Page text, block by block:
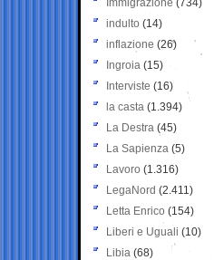
Immigrazione (734)
indulto (14)
inflazione (26)
Ingroia (15)
Interviste (16)
la casta (1.394)
La Destra (45)
La Sapienza (5)
Lavoro (1.316)
LegaNord (2.411)
Letta Enrico (154)
Liberi e Uguali (10)
Libia (68)